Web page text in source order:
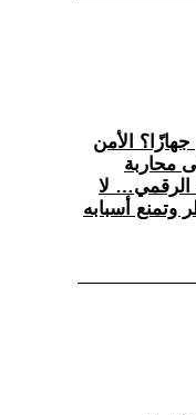
الأمن
محاربة
الرقمي… لا
أسبابه